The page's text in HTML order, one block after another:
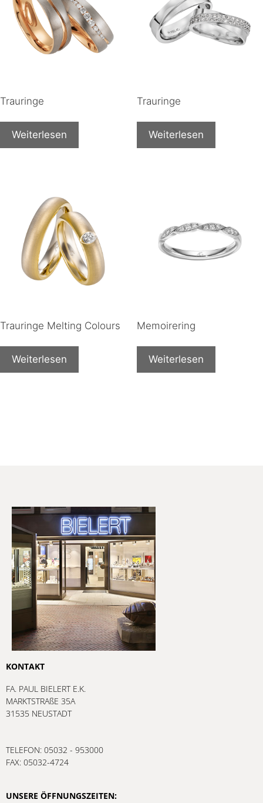
Trauringe
Weiterlesen
Trauringe
Weiterlesen
Trauringe Melting Colours
Weiterlesen
Memoirering
Weiterlesen
KONTAKT
FA. PAUL BIELERT E.K.
MARKTSTRAßE 35A
31535 NEUSTADT
TELEFON: 05032 - 953000
FAX: 05032-4724
UNSERE ÖFFNUNGSZEITEN: